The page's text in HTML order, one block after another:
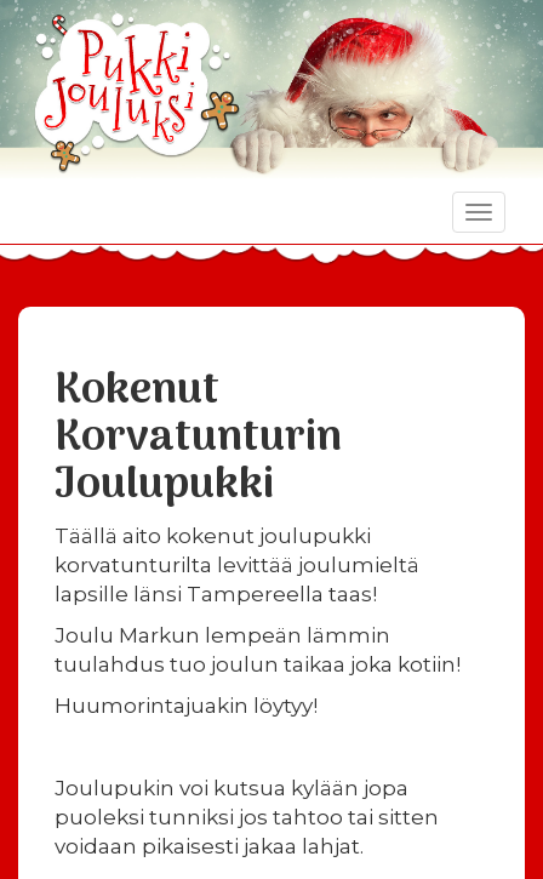
Toggle
Kokenut
Korvatunturin
Joulupukki
Täällä aito kokenut joulupukki
korvatunturilta levittää joulumieltä
lapsille länsi Tampereella taas!
Joulu Markun lempeän lämmin
tuulahdus tuo joulun taikaa joka kotiin!
Huumorintajuakin löytyy!
Joulupukin voi kutsua kylään jopa
puoleksi tunniksi jos tahtoo tai sitten
voidaan pikaisesti jakaa lahjat.